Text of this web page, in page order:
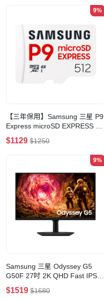
9%
【三年保用】Samsung 三星 P9
Express microSD EXPRESS 記
憶卡(512GB)
$1129 $1250
9%
Samsung 三星 Odyssey G5
G50F 27吋 2K QHD Fast IPS
180Hz 電競顯示器
$1519 $1680